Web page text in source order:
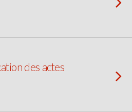
des actes